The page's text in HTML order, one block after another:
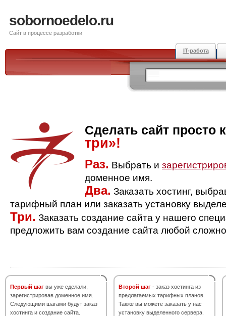
sobornoedelo.ru
Сайт в процессе разработки
IT-работа
Сделать сайт просто
три»!
Раз. Выбрать и
доменное имя.
Два. Заказать хостинг,
тарифный план или заказать установку
Три. Заказать создание сайта у нашего
предложить вам создание сайта любой
Первый шаг вы уже сделали,
зарегистрировав доменное имя.
Следующими шагами будут заказ
хостинга и создание сайта.
Второй шаг - заказ хостинга из
предлагаемых тарифных планов.
Также вы можете заказать у нас
установку выделенного сервера.